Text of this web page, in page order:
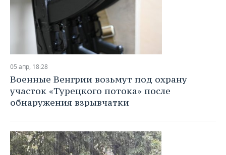
05 апр, 18:28
Военные Венгрии возьмут под охрану
участок «Турецкого потока» после
обнаружения взрывчатки